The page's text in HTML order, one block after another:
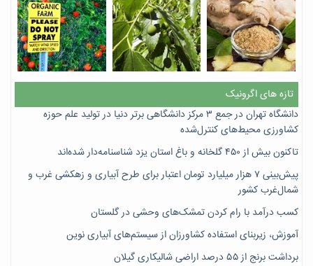
تازه های اگرونیک
دانشگاه تهران در جمع ۳ مرکز دانشگاهی برتر دنیا در تولید علم حوزه
کشاورزی محیط‌های کنترل‌شده
تاکنون بیش از ۴۵۰ گلخانه و باغ استان یزد شناسنامه‌دار شده‌اند
پیش‌بینی ۷‌ هزار میلیارد تومان اعتبار برای طرح آبیاری و زهکشی غرب و
شمال‌غرب کشور
کسب درآمد با رام کردن تمشک‌های وحشی در گلستان
آموزش، زیربنای استفاده کشاورزان از سیستم‌های آبیاری نوین
برداشت برنج از ۵۵ درصد اراضی شالیکاری گیلان